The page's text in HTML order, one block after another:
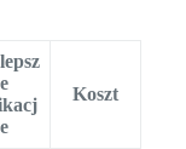
e
e
Koszt